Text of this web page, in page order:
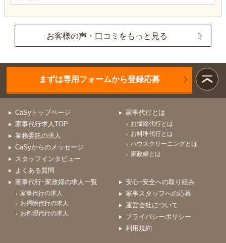
お客様の声・口コミをもっと見る
まずは専用フォームから登録応募
CaSyトップページ
家事代行求人TOP
業務委託の求人
CaSyからのメッセージ
スタッフインタビュー
よくある質問
家事代行とは
お掃除代行とは
お料理代行とは
ハウスクリーニングとは
家政婦とは
家事代行･家政婦の求人一覧
家事代行の求人
お掃除代行の求人
お料理代行の求人
安心･安全への取り組み
家事スタッフへの応募
運営会社について
プライバシーポリシー
利用規約